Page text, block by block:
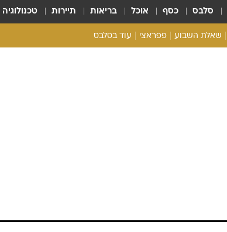
סלבס כסף אוכל בריאות תיירות טכנולוגיה
שאלת השבוע פפראצי עוד בסלבס